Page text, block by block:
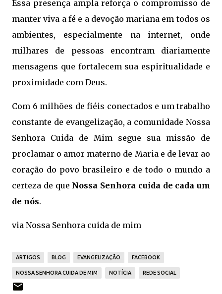
Essa presença ampla reforça o compromisso de
manter viva a fé e a devoção mariana em todos os
ambientes, especialmente na internet, onde
milhares de pessoas encontram diariamente
mensagens que fortalecem sua espiritualidade e
proximidade com Deus.
Com 6 milhões de fiéis conectados e um trabalho
constante de evangelização, a comunidade Nossa
Senhora Cuida de Mim segue sua missão de
proclamar o amor materno de Maria e de levar ao
coração do povo brasileiro e de todo o mundo a
certeza de que Nossa Senhora cuida de cada um
de nós.
via Nossa Senhora cuida de mim
ARTIGOS BLOG EVANGELIZAÇÃO FACEBOOK
NOSSA SENHORA CUIDA DE MIM NOTÍCIA REDE SOCIAL